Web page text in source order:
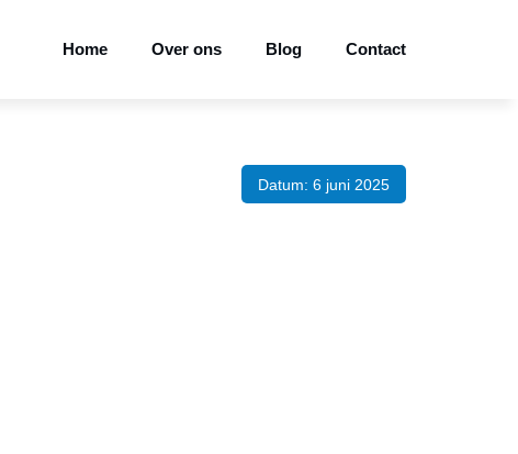
Home Over ons Blog Contact
Datum: 6 juni 2025